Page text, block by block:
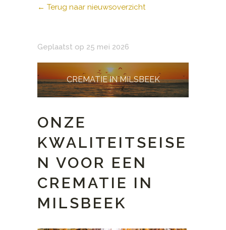
← Terug naar nieuwsoverzicht
Geplaatst op 25 mei 2026
CREMATIE IN MILSBEEK
ONZE
KWALITEITSEISE
N VOOR EEN
CREMATIE IN
MILSBEEK